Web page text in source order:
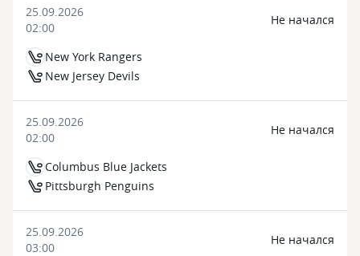
25.09.2026
02:00
New York Rangers
New Jersey Devils
Не начался
25.09.2026
02:00
Columbus Blue Jackets
Pittsburgh Penguins
Не начался
25.09.2026
03:00
Не начался